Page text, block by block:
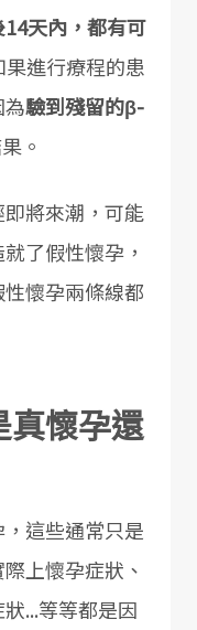
天內，都有可
果進行療程的患
驗到殘留的β-
。
將來潮，可能
了假性懷孕，
懷孕兩條線都
真懷孕還
這些通常只是
上懷孕症狀、
...等等都是因